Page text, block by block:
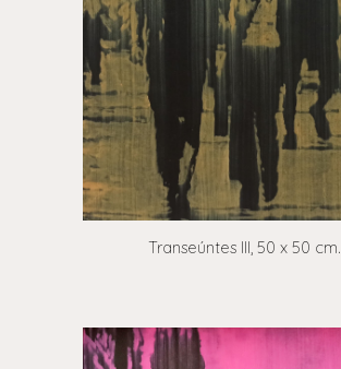
Transeúntes III, 50 x 50 cm.